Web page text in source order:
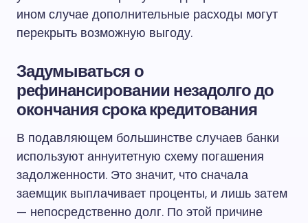
ином случае дополнительные расходы могут
перекрыть возможную выгоду.
Задумываться о
рефинансировании незадолго до
окончания срока кредитования
В подавляющем большинстве случаев банки
используют аннуитетную схему погашения
задолженности. Это значит, что сначала
заемщик выплачивает проценты, и лишь затем
— непосредственно долг. По этой причине